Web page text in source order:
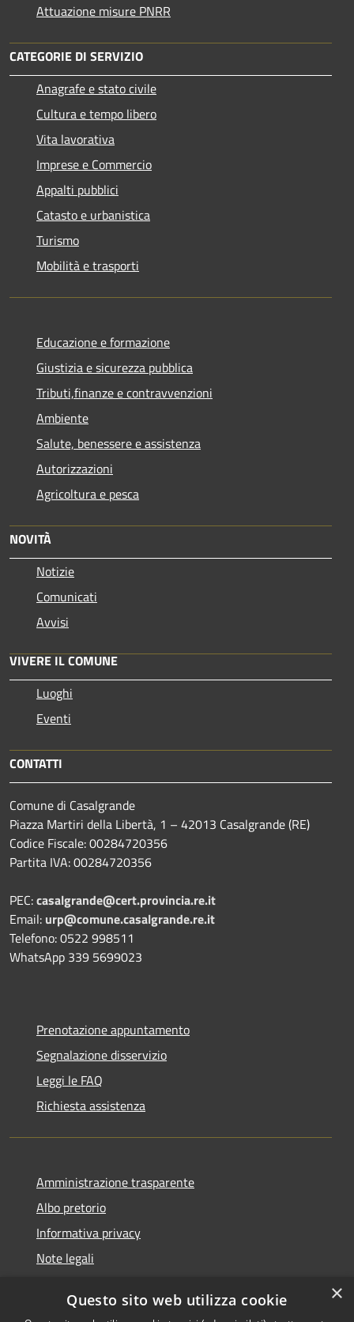
Attuazione misure PNRR
CATEGORIE DI SERVIZIO
Anagrafe e stato civile
Cultura e tempo libero
Vita lavorativa
Imprese e Commercio
Appalti pubblici
Catasto e urbanistica
Turismo
Mobilità e trasporti
Educazione e formazione
Giustizia e sicurezza pubblica
Tributi,finanze e contravvenzioni
Ambiente
Salute, benessere e assistenza
Autorizzazioni
Agricoltura e pesca
NOVITÀ
Notizie
Comunicati
Avvisi
VIVERE IL COMUNE
Luoghi
Eventi
CONTATTI
Comune di Casalgrande
Piazza Martiri della Libertà, 1 – 42013 Casalgrande (RE)
Codice Fiscale: 00284720356
Partita IVA: 00284720356
PEC:casalgrande@cert.provincia.re.it
Email: urp@comune.casalgrande.re.it
Telefono: 0522 998511
WhatsApp 339 5699023
Prenotazione appuntamento
Segnalazione disservizio
Leggi le FAQ
Richiesta assistenza
Amministrazione trasparente
Albo pretorio
Informativa privacy
Note legali
Piano di miglioramento del sito
×
Questo sito web utilizza cookie